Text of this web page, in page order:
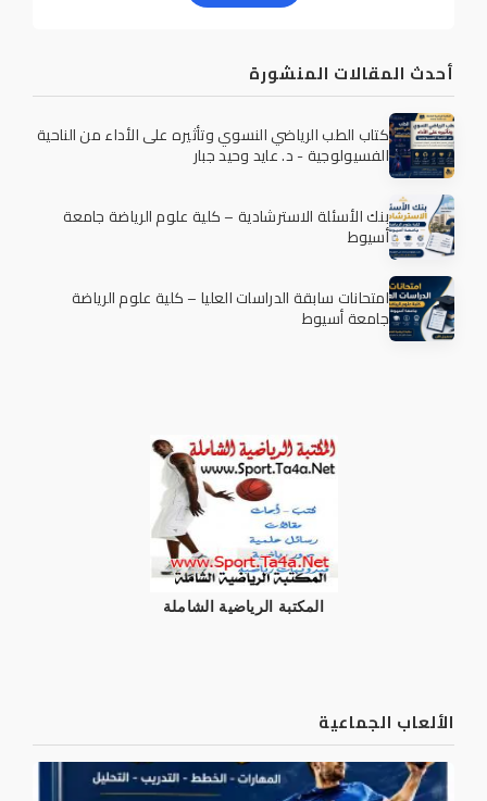
أحدث المقالات المنشورة
كتاب الطب الرياضي النسوي وتأثيره على الأداء من الناحية
الفسيولوجية - د. عايد وحيد جبار
بنك الأسئلة الاسترشادية – كلية علوم الرياضة جامعة
أسيوط
امتحانات سابقة الدراسات العليا – كلية علوم الرياضة
جامعة أسيوط
المكتبة الرياضية الشاملة
الألعاب الجماعية